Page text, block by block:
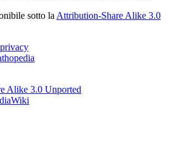
sotto la Attribution-Share Alike 3.0